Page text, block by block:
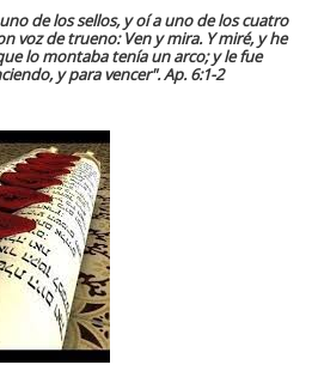
de los sellos, y oí a uno de los cuatro
voz de trueno: Ven y mira. Y miré, y he
lo montaba tenía un arco; y le fue
y para vencer". Ap. 6:1-2